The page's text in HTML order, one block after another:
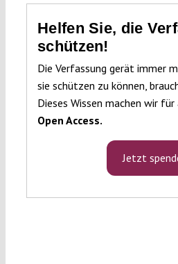
Helfen Sie, die
schützen!
Die Verfassung gerät immer
sie schützen zu können,
Dieses Wissen machen wir
Open Access.
Jetzt